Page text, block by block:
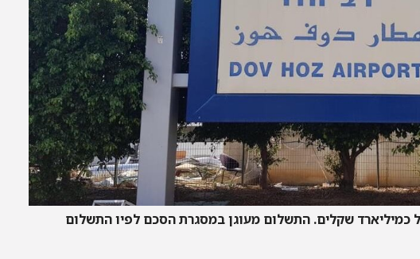
כמיליארד שקלים. התשלום מעוגן במסגרת הסכם לפיו התשלום